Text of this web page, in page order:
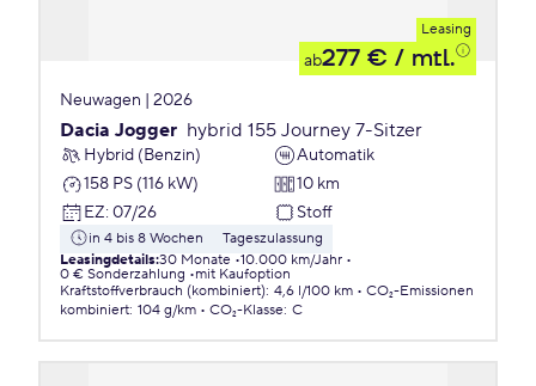
Leasing
ab277 € / mtl.
Neuwagen | 2026
Dacia Jogger hybrid 155 Journey 7-Sitzer
Hybrid (Benzin)
Automatik
158 PS (116 kW)
10 km
EZ: 07/26 Stoff
in 4 bis 8 Wochen
Tageszulassung
Leasingdetails:30 Monate 10.000 km/Jahr
0 € Sonderzahlung
mit Kaufoption
Kraftstoffverbrauch (kombiniert): 4,6 l/100 km
CO₂-Emissionen
kombiniert: 104 g/km CO₂-Klasse: C